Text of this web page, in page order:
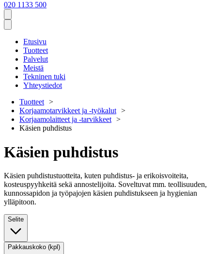
020 1133 500
Etusivu
Tuotteet
Palvelut
Meistä
Tekninen tuki
Yhteystiedot
Tuotteet
Korjaamotarvikkeet ja -työkalut
Korjaamolaitteet ja -tarvikkeet
Käsien puhdistus
Käsien puhdistus
Käsien puhdistustuotteita, kuten puhdistus- ja erikoisvoiteita,
kosteuspyyhkeitä sekä annostelijoita. Soveltuvat mm. teollisuuden,
kunnossapidon ja työpajojen käsien puhdistukseen ja hygienian
ylläpitoon.
Selite
Pakkauskoko (kpl)